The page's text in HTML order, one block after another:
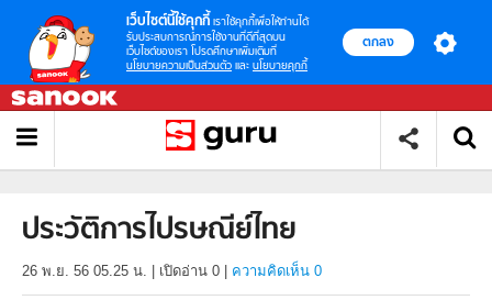
เว็บไซต์นี้ใช้คุกกี้ เราใช้คุกกี้เพื่อให้ท่านได้
รับประสบการณ์การใช้งานที่ดีที่สุดบน
เว็บไซต์ของเรา โปรดศึกษาเพิ่มเติมที่
นโยบายความเป็นส่วนตัว และ นโยบายคุกกี้
ตกลง
ประวัติการไปรษณีย์ไทย
26 พ.ย. 56 05.25 น. เปิดอ่าน 0 ความคิดเห็น 0